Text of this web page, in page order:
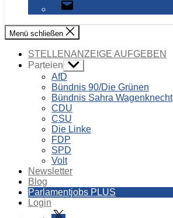
E-
Mail
Menü schließen
STELLENANZEIGE AUFGEBEN
Parteien Untermenü
anzeigen
AfD
Bündnis 90/Die Grünen
Bündnis Sahra Wagenknecht
CDU
CSU
Die Linke
FDP
SPD
Volt
Newsletter
Blog
Parlamentjobs PLUS
Login
X